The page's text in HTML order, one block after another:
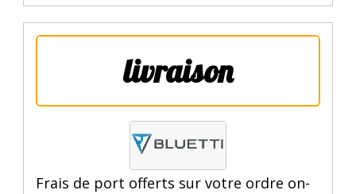
livraison
Frais de port offerts sur votre ordre on-